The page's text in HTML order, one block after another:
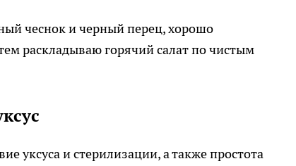
чеснок и черный перец, хорошо
раскладываю горячий салат по чистым
уксуса и стерилизации, а также простота